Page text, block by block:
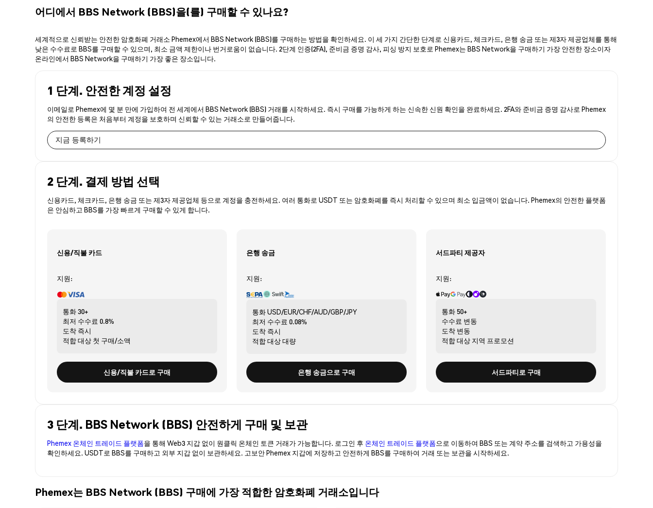
어디에서 BBS Network (BBS)을(를) 구매할 수 있나요?
세계적으로 신뢰받는 안전한 암호화폐 거래소 Phemex에서 BBS Network (BBS)를 구매하는 방법을 확인하세요. 이 세 가지 간단한 단계로 신용카드, 체크카드, 은행 송금 또는 제3자 제공업체를 통해
낮은 수수료로 BBS를 구매할 수 있으며, 최소 금액 제한이나 번거로움이 없습니다. 2단계 인증(2FA), 준비금 증명 감사, 피싱 방지 보호로 Phemex는 BBS Network을 구매하기 가장 안전한 장소이자
온라인에서 BBS Network을 구매하기 가장 좋은 장소입니다.
1 단계. 안전한 계정 설정
이메일로 Phemex에 몇 분 만에 가입하여 전 세계에서 BBS Network (BBS) 거래를 시작하세요. 즉시 구매를 가능하게 하는 신속한 신원 확인을 완료하세요. 2FA와 준비금 증명 감사로 Phemex
의 안전한 등록은 처음부터 계정을 보호하며 신뢰할 수 있는 거래소로 만들어줍니다.
지금 등록하기
2 단계. 결제 방법 선택
신용카드, 체크카드, 은행 송금 또는 제3자 제공업체 등으로 계정을 충전하세요. 여러 통화로 USDT 또는 암호화폐를 즉시 처리할 수 있으며 최소 입금액이 없습니다. Phemex의 안전한 플랫폼
은 안심하고 BBS를 가장 빠르게 구매할 수 있게 합니다.
신용/직불 카드
지원:
통화30+
최저 수수료 0.8%
도착 즉시
적합 대상 첫 구매/소액
신용/직불 카드로 구매
은행 송금
지원:
통화USD/EUR/CHF/AUD/GBP/JPY
최저 수수료 0.08%
도착 즉시
적합 대상대량
은행 송금으로 구매
서드파티 제공자
지원:
통화 50+
수수료 변동
도착 변동
적합 대상 지역 프로모션
서드파티로 구매
3 단계. BBS Network (BBS) 안전하게 구매 및 보관
Phemex 온체인 트레이드 플랫폼을 통해 Web3 지갑 없이 원클릭 온체인 토큰 거래가 가능합니다. 로그인 후 온체인 트레이드 플랫폼으로 이동하여 BBS 또는 계약 주소를 검색하고 가용성을
확인하세요. USDT로 BBS를 구매하고 외부 지갑 없이 보관하세요. 고보안 Phemex 지갑에 저장하고 안전하게 BBS를 구매하여 거래 또는 보관을 시작하세요.
Phemex는 BBS Network (BBS) 구매에 가장 적합한 암호화폐 거래소입니다